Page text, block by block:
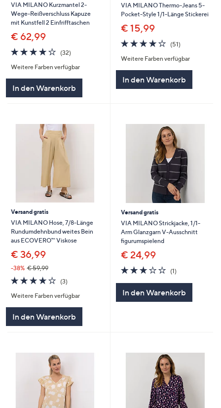
VIA MILANO Kurzmantel 2-
Wege-Reißverschluss Kapuze
mit Kunstfell 2 Einfrifftaschen
€ 62,99
3.8
von
5
(32)
Weitere Farben verfügbar
In den Warenkorb
VIA MILANO Thermo-Jeans 5-
Pocket-Style 1/1-Länge Stickerei
€ 15,99
3.7
von
5
(51)
Weitere Farben verfügbar
In den Warenkorb
Versand gratis
VIA MILANO Hose, 7/8-Länge
Rundumdehnbund weites Bein
aus ECOVERO™ Viskose
€ 36,99
-38% € 59,99
3.7
von
5
(3)
Weitere Farben verfügbar
In den Warenkorb
Versand gratis
VIA MILANO Strickjacke, 1/1-
Arm Glanzgarn V-Ausschnitt
figurumspielend
€ 24,99
3.0
von
(1)
In den Warenkorb